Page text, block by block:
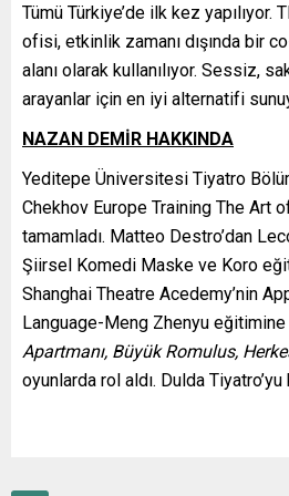
Tümü Türkiye’de ilk kez yapılıyor.
ofisi, etkinlik zamanı dışında bir
alanı olarak kullanılıyor. Sessiz,
arayanlar için en iyi alternatifi
NAZAN DEMİR HAKKINDA
Yeditepe Üniversitesi Tiyatro
Chekhov Europe Training The Art
tamamladı. Matteo Destro’dan
Şiirsel Komedi Maske ve Koro
Shanghai Theatre Acedemy’nin
Language-Meng Zhenyu eğitimine
Apartmanı, Büyük Romulus,
oyunlarda rol aldı. Dulda Tiyatro’yu